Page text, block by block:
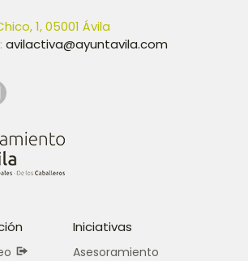
1, 05001 Ávila
avilactiva@ayuntavila.com
Iniciativas
Asesoramiento